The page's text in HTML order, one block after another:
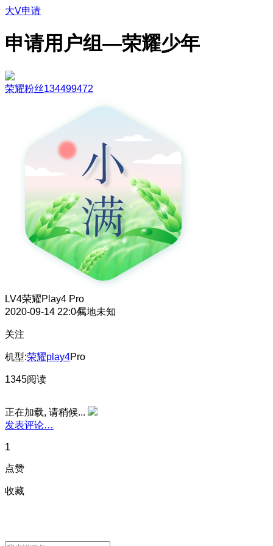
大V申请
申请用户组—荣耀少年
荣耀粉丝134499472
LV4荣耀Play4 Pro
2020-09-14 22:04属地未知
关注
机型:荣耀play4Pro
1345阅读
正在加载, 请稍候...
发表评论…
1
点赞
收藏